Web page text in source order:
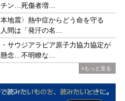
ン…死傷者増…
本地震〉熱中症からどう命を守る
間は「発汗の名…
サウジアラビア原子力協力協定が
念…不明瞭な…
»もっと見る